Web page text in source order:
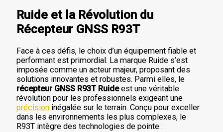
Ruide et la Révolution du
Récepteur GNSS R93T
Face à ces défis, le choix d’un équipement fiable et
performant est primordial. La marque Ruide s’est
imposée comme un acteur majeur, proposant des
solutions innovantes et robustes. Parmi elles, le
récepteur GNSS R93T Ruideest une véritable
révolution pour les professionnels exigeant une
précision inégalée sur le terrain. Conçu pour exceller
dans les environnements les plus complexes, le
R93T intègre des technologies de pointe :